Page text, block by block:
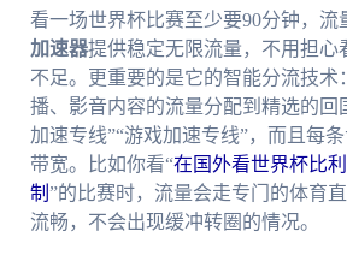
看一场世界杯比赛至少要90分钟，流
加速器提供稳定无限流量，不用担心
不足。更重要的是它的智能分流技术
播、影音内容的流量分配到精选的回
加速专线”“游戏加速专线”，而且每
带宽。比如你看“在国外看世界杯比
制 ”的比赛时，流量会走专门的体育
流畅，不会出现缓冲转圈的情况。